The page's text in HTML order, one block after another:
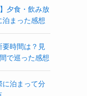
夕食・飲み放
泊まった感想
要時間は？見
で巡った感想
に泊まって分